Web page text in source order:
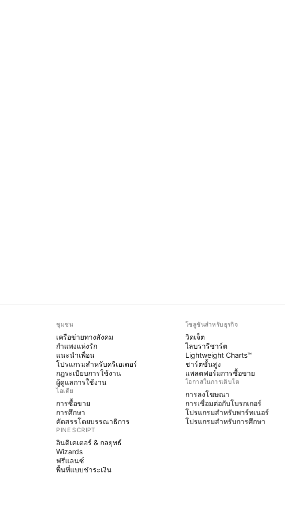
ชุมชน
เครือข่ายทางสังคม
กำแพงแห่งรัก
แนะนำเพื่อน
โปรแกรมสำหรับครีเอเตอร์
กฎระเบียบการใช้งาน
ผู้ดูแลการใช้งาน
ไอเดีย
การซื้อขาย
การศึกษา
คัดสรรโดยบรรณาธิการ
PINE SCRIPT
อินดิเคเตอร์ & กลยุทธ์
Wizards
ฟรีแลนซ์
พื้นที่แบบชำระเงิน
โซลูชันสำหรับธุรกิจ
วิดเจ็ต
ไลบรารีชาร์ต
Lightweight Charts™
ชาร์ตขั้นสูง
แพลตฟอร์มการซื้อขาย
โอกาสในการเติบโต
การลงโฆษณา
การเชื่อมต่อกับโบรกเกอร์
โปรแกรมสำหรับพาร์ทเนอร์
โปรแกรมสำหรับการศึกษา